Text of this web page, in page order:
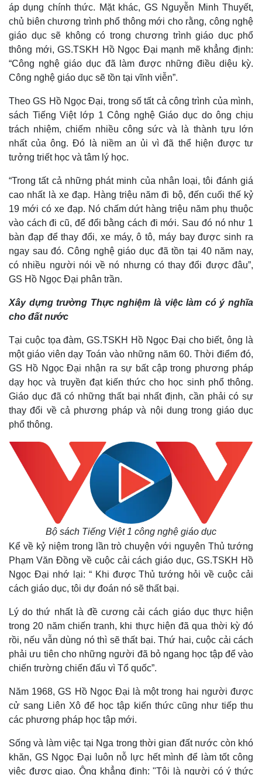
Kinh tế
Bất động sản
Khởi nghiệp
Thị trường
Giá vàng
Tiêu dùng
Chứng khoán
Giá cà phê
áp dụng chính thức. Mặt khác, GS Nguyễn Minh Thuyết,
chủ biên chương trình phổ thông mới cho rằng, công nghệ
giáo dục sẽ không có trong chương trình giáo dục phổ
thông mới, GS.TSKH Hồ Ngọc Đại mạnh mẽ khẳng định:
“Công nghệ giáo dục đã làm được những điều diệu kỳ.
Công nghệ giáo dục sẽ tồn tại vĩnh viễn”.
Theo GS Hồ Ngọc Đại, trong số tất cả công trình của mình,
sách Tiếng Việt lớp 1 Công nghệ Giáo dục do ông chịu
trách nhiệm, chiếm nhiều công sức và là thành tựu lớn
nhất của ông. Đó là niềm an ủi vì đã thể hiện được tư
tưởng triết học và tâm lý học.
“Trong tất cả những phát minh của nhân loại, tôi đánh giá
cao nhất là xe đạp. Hàng triệu năm đi bộ, đến cuối thế kỷ
19 mới có xe đạp. Nó chấm dứt hàng triệu năm phụ thuộc
vào cách đi cũ, để đổi bằng cách đi mới. Sau đó nó như 1
bàn đạp để thay đổi, xe máy, ô tô, máy bay được sinh ra
ngay sau đó. Công nghệ giáo dục đã tồn tại 40 năm nay,
có nhiều người nói về nó nhưng có thay đổi được đâu”,
GS Hồ Ngọc Đại phân trần.
Xây dựng trường Thực nghiệm là việc làm có ý nghĩa
cho đất nước
Tại cuộc tọa đàm, GS.TSKH Hồ Ngọc Đại cho biết, ông là
một giáo viên dạy Toán vào những năm 60. Thời điểm đó,
GS Hồ Ngọc Đại nhận ra sự bất cập trong phương pháp
dạy học và truyền đạt kiến thức cho học sinh phổ thông.
Giáo dục đã có những thất bại nhất định, cần phải có sự
thay đổi về cả phương pháp và nội dung trong giáo dục
phổ thông.
Bộ sách Tiếng Việt 1 công nghệ giáo dục
Kể về kỷ niệm trong lần trò chuyện với nguyên Thủ tướng
Phạm Văn Đồng về cuộc cải cách giáo dục, GS.TSKH Hồ
Ngọc Đại nhớ lại: “ Khi được Thủ tướng hỏi về cuộc cải
cách giáo dục, tôi dự đoán nó sẽ thất bại.
Lý do thứ nhất là đề cương cải cách giáo dục thực hiện
trong 20 năm chiến tranh, khi thực hiện đã qua thời kỳ đó
rồi, nếu vẫn dùng nó thì sẽ thất bại. Thứ hai, cuộc cải cách
phải ưu tiên cho những người đã bỏ ngang học tập để vào
chiến trường chiến đấu vì Tổ quốc”.
Năm 1968, GS Hồ Ngọc Đại là một trong hai người được
cử sang Liên Xô để học tập kiến thức cũng như tiếp thu
các phương pháp học tập mới.
Sống và làm việc tại Nga trong thời gian đất nước còn khó
khăn, GS Ngọc Đại luôn nỗ lực hết mình để làm tốt công
việc được giao. Ông khẳng định: "Tôi là người có ý thức